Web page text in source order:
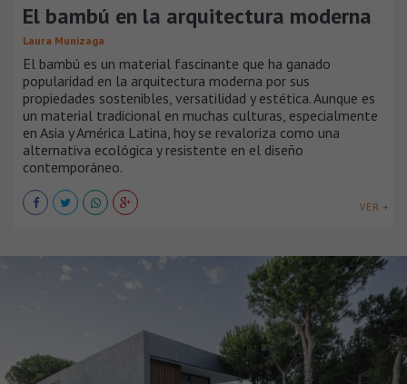
El bambú en la arquitectura moderna
Laura Munizaga
El bambú es un material fascinante que ha ganado
popularidad en la arquitectura moderna por sus
propiedades sostenibles, versatilidad y estética. Aunque es
un material tradicional en muchas culturas, especialmente
en Asia y América Latina, hoy se revaloriza como una
alternativa ecológica y resistente en el diseño
contemporáneo.
VER +